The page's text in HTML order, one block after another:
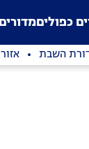
error: a
כפוליםמדורים
השבת